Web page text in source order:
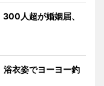
人超が婚姻届、
衣姿でヨーヨー釣